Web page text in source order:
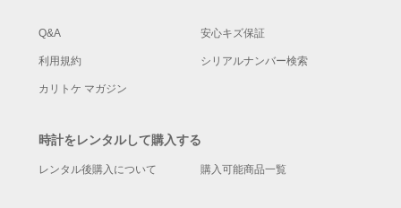
Q&A 安心キズ保証
利用規約 シリアルナンバー検索
カリトケ マガジン
時計をレンタルして購入する
レンタル後購入について 購入可能商品一覧